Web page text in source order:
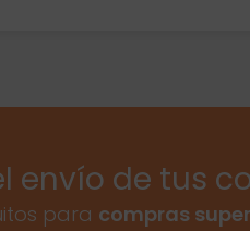
envío de tus
para compras